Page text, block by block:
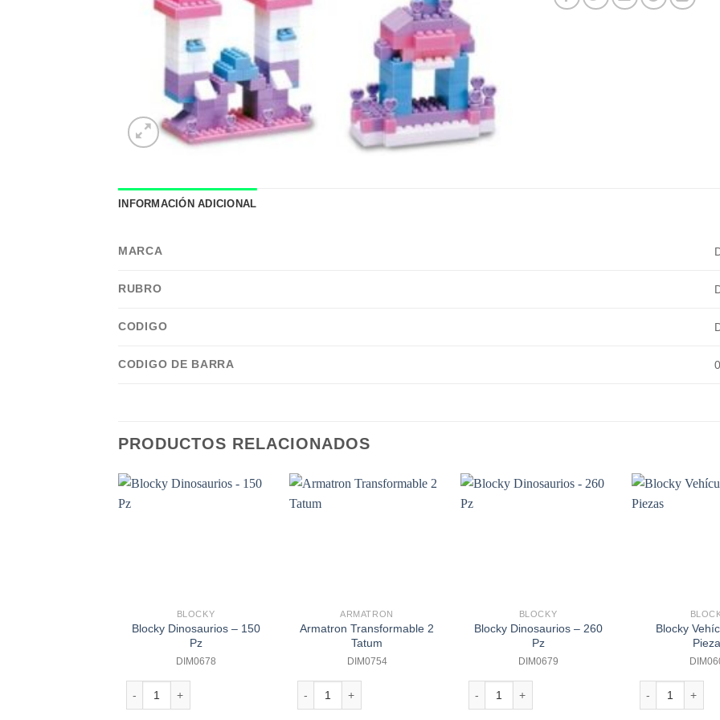
INFORMACIÓN ADICIONAL
MARCA
RUBRO
CODIGO
CODIGO DE BARRA 0
PRODUCTOS RELACIONADOS
BLOCKY
Blocky Dinosaurios – 150
Pz
DIM0678
ARMATRON
Armatron Transformable 2
Tatum
DIM0754
BLOCKY
Blocky Dinosaurios – 260
Pz
DIM0679
Blocky